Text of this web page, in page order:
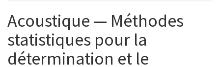
Acoustique — Méthodes
statistiques pour la
détermination et le